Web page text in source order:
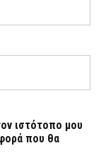
ιστότοπο μου
που θα